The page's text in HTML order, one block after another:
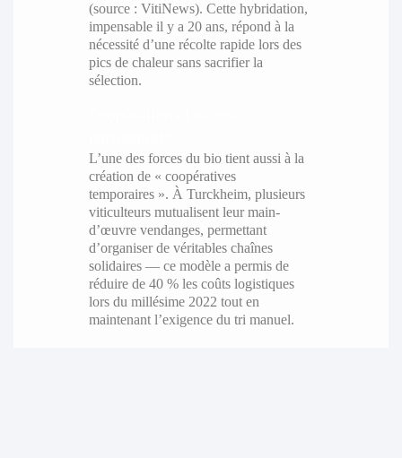
(source : VitiNews). Cette hybridation,
impensable il y a 20 ans, répond à la
nécessité d’une récolte rapide lors des
pics de chaleur sans sacrifier la
sélection.
L’une des forces du bio tient aussi à la
création de « coopératives
temporaires ». À Turckheim, plusieurs
viticulteurs mutualisent leur main-
d’œuvre vendanges, permettant
d’organiser de véritables chaînes
solidaires — ce modèle a permis de
réduire de 40 % les coûts logistiques
lors du millésime 2022 tout en
maintenant l’exigence du tri manuel.